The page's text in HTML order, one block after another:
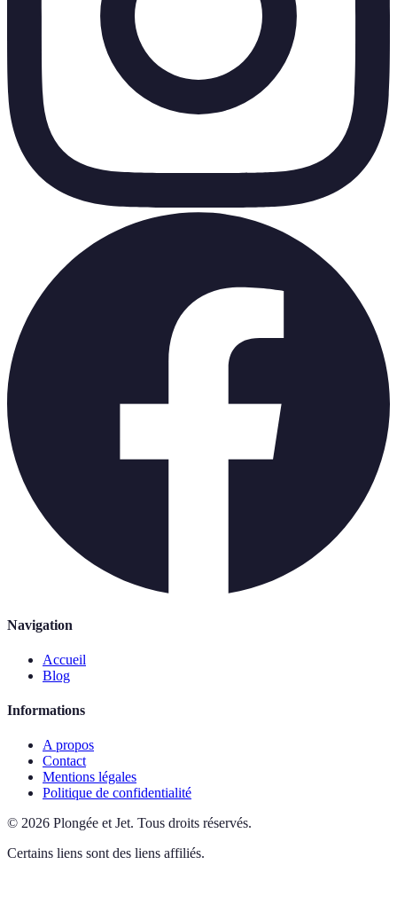
Navigation
Accueil
Blog
Informations
A propos
Contact
Mentions légales
Politique de confidentialité
© 2026 Plongée et Jet. Tous droits réservés.
Certains liens sont des liens affiliés.